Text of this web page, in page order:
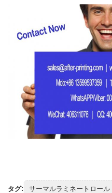
タグ: サーマルラミネートロール